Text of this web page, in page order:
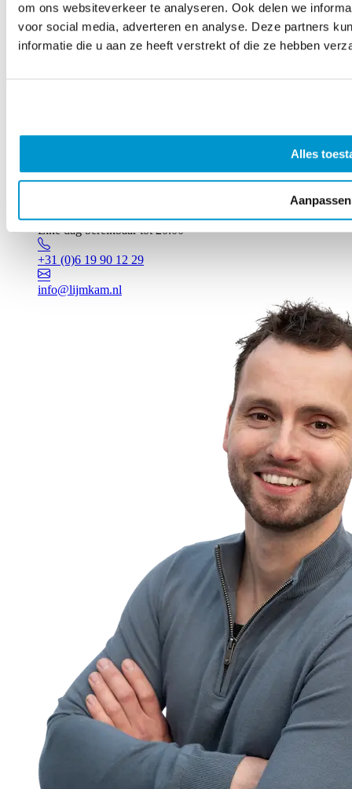
om ons websiteverkeer te analyseren. Ook delen we
voor social media, adverteren en analyse. Deze partners
informatie die u aan ze heeft verstrekt of die ze hebben
Alles
Aanpassen
Elke dag bereikbaar tot 20:00
+31 (0)6 19 90 12 29
info@lijmkam.nl